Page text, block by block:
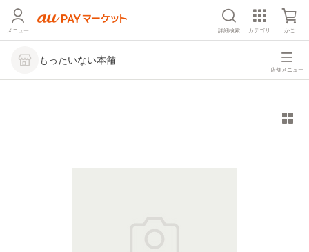
メニュー 詳細検索 カテゴリ かご
もったいない本舗
店舗メニュー